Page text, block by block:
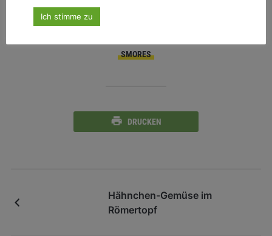
SMORES
DRUCKEN
Hähnchen-Gemüse im
Römertopf
Ich stimme zu